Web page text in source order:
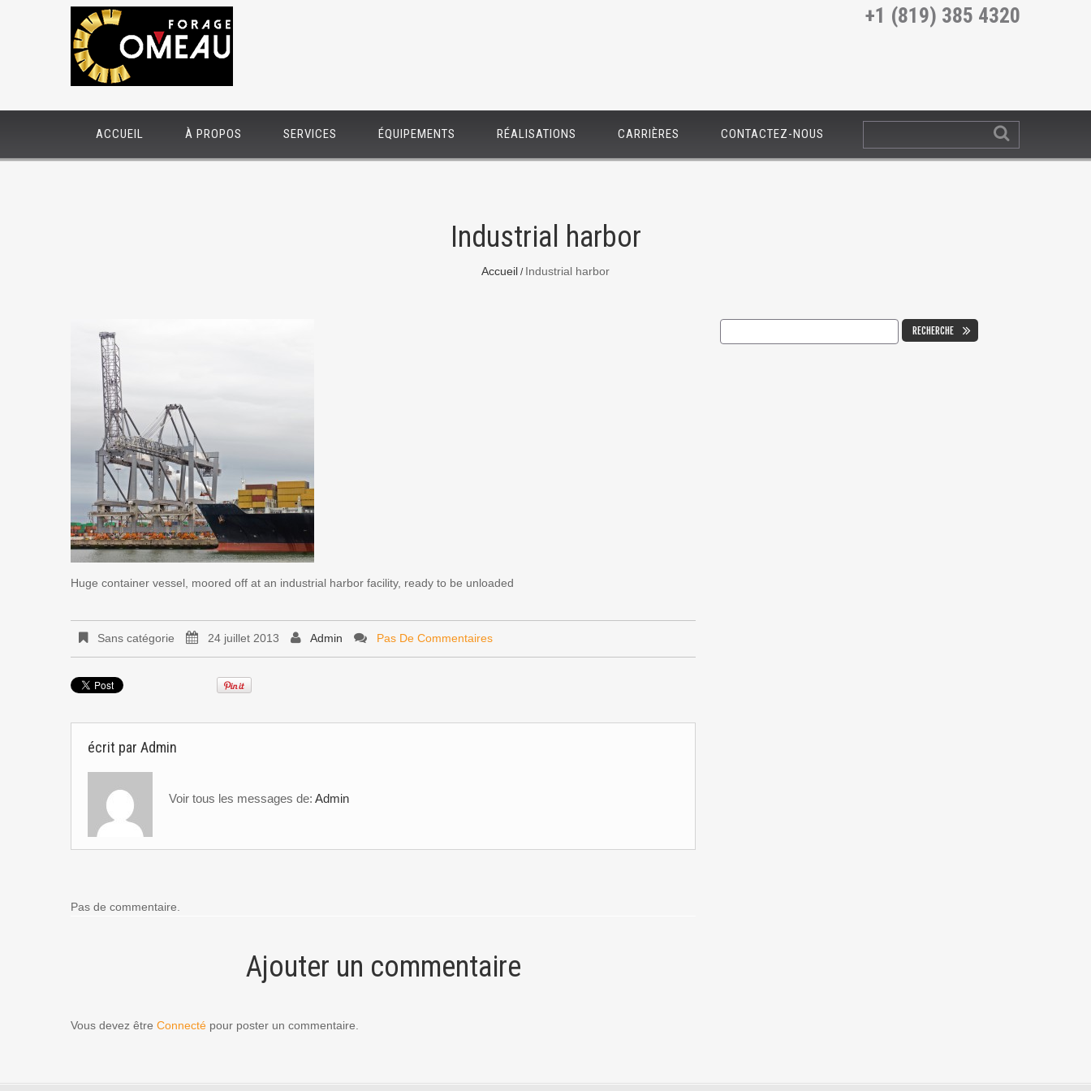
+1 (819) 385 4320
ACCUEIL À PROPOS SERVICES ÉQUIPEMENTS RÉALISATIONS CARRIÈRES CONTACTEZ-NOUS
Industrial harbor
Accueil Industrial harbor
Huge container vessel, moored off at an industrial harbor facility, ready to be unloaded
Sans catégorie 24 juillet 2013 Admin Pas De Commentaires
écrit par Admin
Voir tous les messages de: Admin
Pas de commentaire.
Ajouter un commentaire
Vous devez être Connecté pour poster un commentaire.